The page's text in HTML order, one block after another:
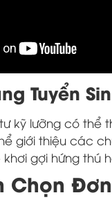
Tuyển
kỹ lưỡng có thể
giới thiệu các
gợi hứng thú
Chọn